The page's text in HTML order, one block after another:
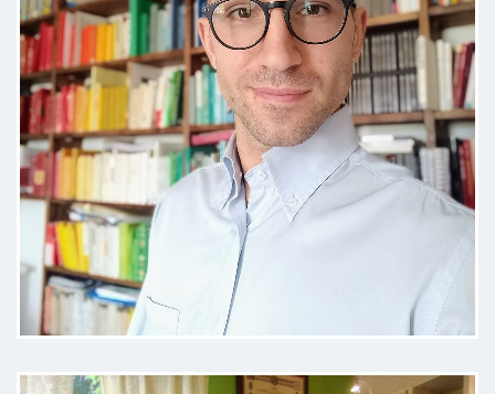
subito a mio agio per aprirmi.
Inoltre si evince una grande
competenza e conoscenza della
materia, oltre che ad un'ottima
puntualità e cortesia.
Paziente